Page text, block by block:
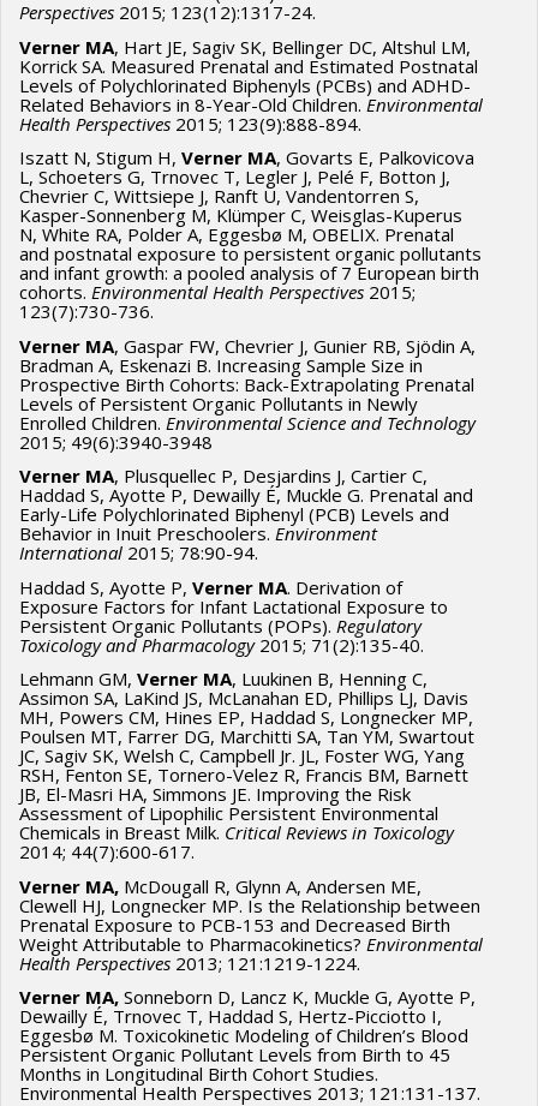
Perspectives 2015; 123(12):1317-24.
Verner MA, Hart JE, Sagiv SK, Bellinger DC, Altshul LM,
Korrick SA. Measured Prenatal and Estimated Postnatal
Levels of Polychlorinated Biphenyls (PCBs) and ADHD-
Related Behaviors in 8-Year-Old Children. Environmental
Health Perspectives 2015; 123(9):888-894.
Iszatt N, Stigum H, Verner MA, Govarts E, Palkovicova
L, Schoeters G, Trnovec T, Legler J, Pelé F, Botton J,
Chevrier C, Wittsiepe J, Ranft U, Vandentorren S,
Kasper-Sonnenberg M, Klümper C, Weisglas-Kuperus
N, White RA, Polder A, Eggesbø M, OBELIX. Prenatal
and postnatal exposure to persistent organic pollutants
and infant growth: a pooled analysis of 7 European birth
cohorts. Environmental Health Perspectives 2015;
123(7):730-736.
Verner MA, Gaspar FW, Chevrier J, Gunier RB, Sjödin A,
Bradman A, Eskenazi B. Increasing Sample Size in
Prospective Birth Cohorts: Back-Extrapolating Prenatal
Levels of Persistent Organic Pollutants in Newly
Enrolled Children. Environmental Science and Technology
2015; 49(6):3940-3948
Verner MA, Plusquellec P, Desjardins J, Cartier C,
Haddad S, Ayotte P, Dewailly É, Muckle G. Prenatal and
Early-Life Polychlorinated Biphenyl (PCB) Levels and
Behavior in Inuit Preschoolers. Environment
International 2015; 78:90-94.
Haddad S, Ayotte P, Verner MA. Derivation of
Exposure Factors for Infant Lactational Exposure to
Persistent Organic Pollutants (POPs). Regulatory
Toxicology and Pharmacology2015; 71(2):135-40.
Lehmann GM, Verner MA, Luukinen B, Henning C,
Assimon SA, LaKind JS, McLanahan ED, Phillips LJ, Davis
MH, Powers CM, Hines EP, Haddad S, Longnecker MP,
Poulsen MT, Farrer DG, Marchitti SA, Tan YM, Swartout
JC, Sagiv SK, Welsh C, Campbell Jr. JL, Foster WG, Yang
RSH, Fenton SE, Tornero-Velez R, Francis BM, Barnett
JB, El-Masri HA, Simmons JE. Improving the Risk
Assessment of Lipophilic Persistent Environmental
Chemicals in Breast Milk. Critical Reviews in Toxicology
2014; 44(7):600-617.
Verner MA, McDougall R, Glynn A, Andersen ME,
Clewell HJ, Longnecker MP. Is the Relationship between
Prenatal Exposure to PCB-153 and Decreased Birth
Weight Attributable to Pharmacokinetics? Environmental
Health Perspectives 2013; 121:1219-1224.
Verner MA, Sonneborn D, Lancz K, Muckle G, Ayotte P,
Dewailly É, Trnovec T, Haddad S, Hertz-Picciotto I,
Eggesbø M. Toxicokinetic Modeling of Children’s Blood
Persistent Organic Pollutant Levels from Birth to 45
Months in Longitudinal Birth Cohort Studies.
Environmental Health Perspectives 2013; 121:131-137.